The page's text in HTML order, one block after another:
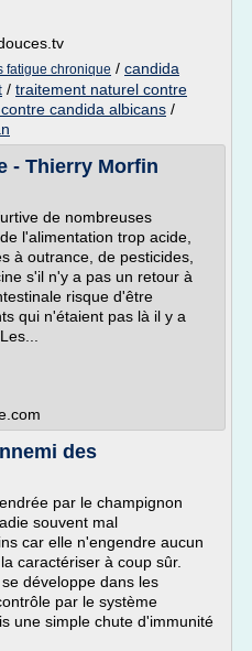
fatigue chronique / candida
/ traitement naturel contre
candida albicans /
- Thierry Morfin
de nombreuses
l'alimentation trop acide,
à outrance, de pesticides,
s'il n'y a pas un retour à
risque d'être
qui n'étaient pas là il y a
des
par le champignon
souvent mal
car elle n'engendre aucun
caractériser à coup sûr.
développe dans les
par le système
une simple chute d'immunité